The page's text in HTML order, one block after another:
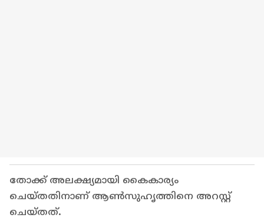
തോക്ക് അലക്ഷ്യമായി കൈകാര്യം
ചെയ്തതിനാണ് ആണ്‍സുഹൃത്തിനെ അറസ്റ്റ്
ചെയ്തത്.